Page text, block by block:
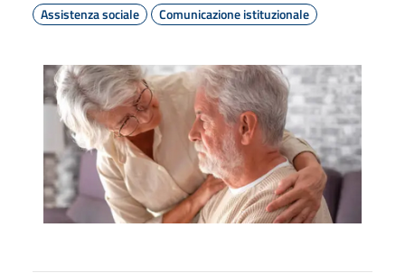
Assistenza sociale
Comunicazione istituzionale